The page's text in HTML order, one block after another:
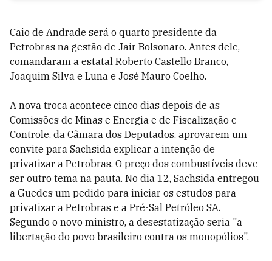
Caio de Andrade será o quarto presidente da
Petrobras na gestão de Jair Bolsonaro. Antes dele,
comandaram a estatal Roberto Castello Branco,
Joaquim Silva e Luna e José Mauro Coelho.
A nova troca acontece cinco dias depois de as
Comissões de Minas e Energia e de Fiscalização e
Controle, da Câmara dos Deputados, aprovarem um
convite para Sachsida explicar a intenção de
privatizar a Petrobras. O preço dos combustíveis deve
ser outro tema na pauta. No dia 12, Sachsida entregou
a Guedes um pedido para iniciar os estudos para
privatizar a Petrobras e a Pré-Sal Petróleo SA.
Segundo o novo ministro, a desestatização seria "a
libertação do povo brasileiro contra os monopólios".